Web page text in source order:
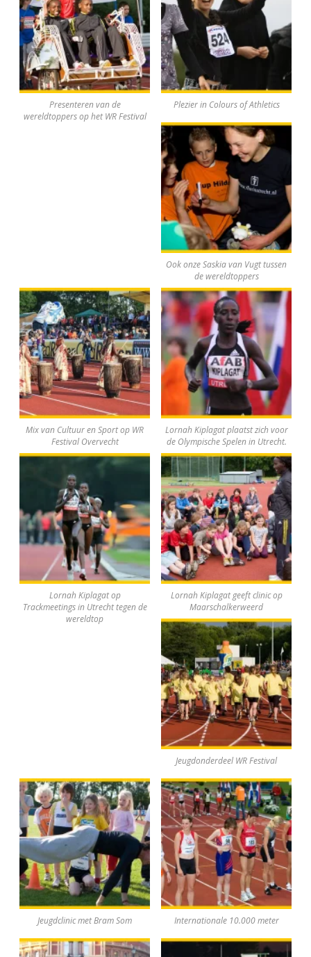
Presenteren van de
wereldtoppers op het WR Festival
Plezier in Colours of Athletics
Ook onze Saskia van Vugt tussen
de wereldtoppers
Mix van Cultuur en Sport op WR
Festival Overvecht
Lornah Kiplagat plaatst zich voor
de Olympische Spelen in Utrecht.
Lornah Kiplagat op
Trackmeetings in Utrecht tegen de
wereldtop
Lornah Kiplagat geeft clinic op
Maarschalkerweerd
Jeugdonderdeel WR Festival
Jeugdclinic met Bram Som Internationale 10.000 meter